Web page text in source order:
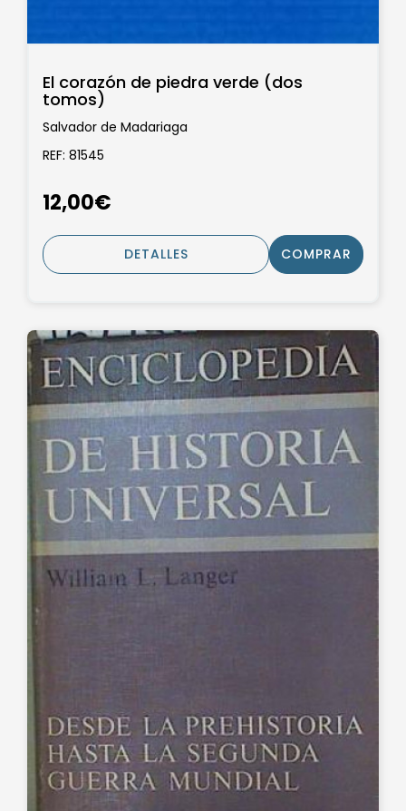
El corazón de piedra verde (dos
tomos)
Salvador de Madariaga
REF: 81545
12,00€
DETALLES COMPRAR